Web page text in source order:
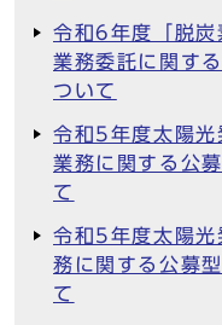
令和6年度「脱炭
業務委託に関す
ついて
令和5年度太陽光
業務に関する公
て
令和5年度太陽
務に関する公募
て